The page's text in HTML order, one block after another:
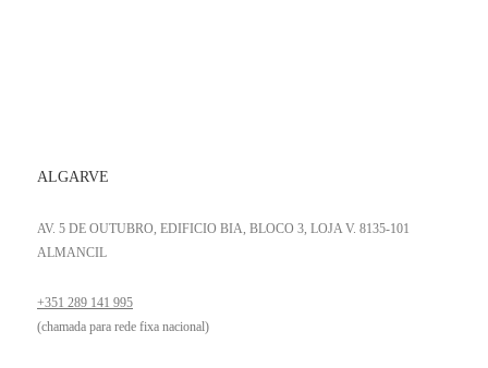
ALGARVE
AV. 5 DE OUTUBRO, EDIFICIO BIA, BLOCO 3, LOJA V. 8135-101
ALMANCIL
+351 289 141 995
(chamada para rede fixa nacional)